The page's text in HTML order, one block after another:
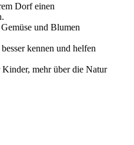
Dorf einen
und Blumen
kennen und helfen
mehr über die Natur